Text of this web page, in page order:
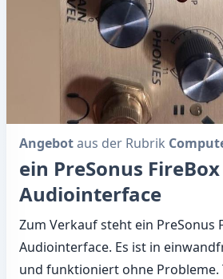
Angebotaus der Rubrik
ein PreSonus
Audiointerface
Zum Verkauf steht ein PreSonus
Audiointerface. Es ist in
und funktioniert ohne Probleme.